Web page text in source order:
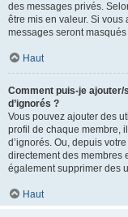
des messages privés.
être mis en valeur. Si vous
messages seront
Haut
Comment puis-je
d’ignorés ?
Vous pouvez ajouter des
profil de chaque membre,
d’ignorés. Ou, depuis
directement des membres
également supprimer des
Haut